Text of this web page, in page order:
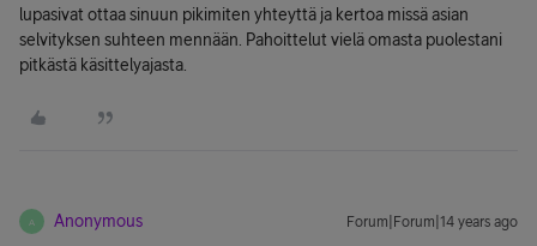
lupasivat ottaa sinuun pikimiten yhteyttä ja kertoa missä asian
selvityksen suhteen mennään. Pahoittelut vielä omasta puolestani
pitkästä käsittelyajasta.
A Anonymous Forum|Forum|14 years ago